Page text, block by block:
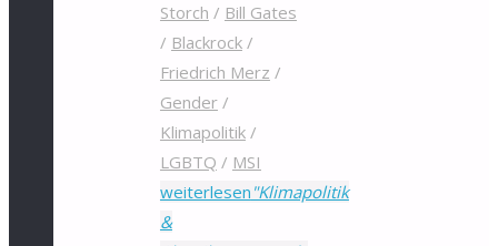
Storch / Bill Gates
/ Blackrock/
Friedrich Merz /
Gender/
Klimapolitik/
LGBTQ / MSI
weiterlesen "Klimapolitik
&